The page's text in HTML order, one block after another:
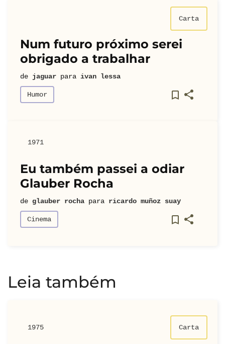
Carta
Num futuro próximo serei
obrigado a trabalhar
de jaguar para ivan lessa
Humor
1971
Eu também passei a odiar
Glauber Rocha
de glauber rocha para ricardo muñoz suay
Cinema
Leia também
1975 Carta